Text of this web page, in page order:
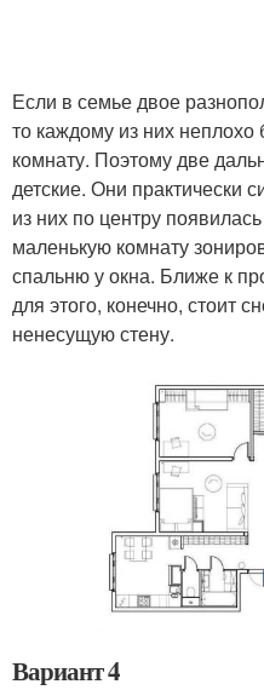
Если в семье двое
то каждому из них
комнату. Поэтому две
детские. Они практически
из них по центру
маленькую комнату
спальню у окна. Ближе к
для этого, конечно, стоит
ненесущую стену.
Вариант 4